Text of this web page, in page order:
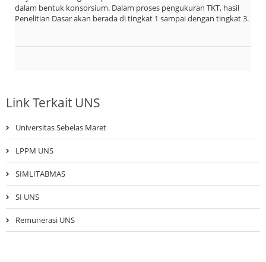
dalam bentuk konsorsium. Dalam proses pengukuran TKT, hasil
Penelitian Dasar akan berada di tingkat 1 sampai dengan tingkat 3.
Link Terkait UNS
Universitas Sebelas Maret
LPPM UNS
SIMLITABMAS
SI UNS
Remunerasi UNS